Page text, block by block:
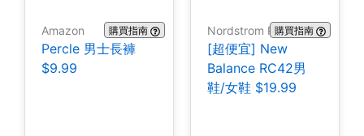
Amazon 購買指南
Percle 男士長褲
$9.99
Nordstrom Rack購買指南
[超便宜] New
Balance RC42男
鞋/女鞋 $19.99